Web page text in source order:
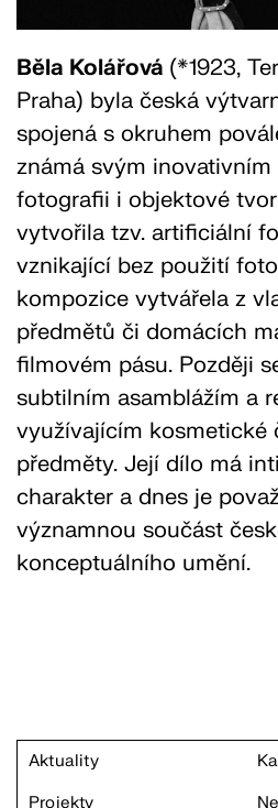
Běla Kolářová (*1923,
Praha) byla česká
spojená s okruhem
známá svým
fotografii i objektové
vytvořila tzv. artificiální
vznikající bez použití
kompozice vytvářela z
předmětů či domácích
filmovém pásu. Později
subtilním asamblážím a
využívajícím kosmetické
předměty. Její dílo má
charakter a dnes je
významnou součást
konceptuálního umění.
Aktuality
Projekty